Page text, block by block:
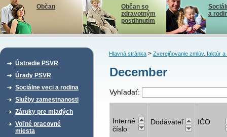
Občan
Občan so
zdravotným
postihnutím
a
Ústredie PSVR
Úrady PSVR
Sociálne veci a rodina
Služby zamestnanosti
Záruky pre mladých
Voľné pracovné
miesta
Hlavná stránka> Zverejňovanie zmlúv, faktúr a
December
Vyhľadať:
Interné
číslo
Dodávateľ IČO